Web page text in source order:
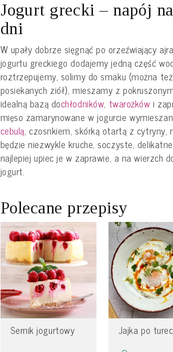
Jogurt grecki – napój
dni
W upały dobrze sięgnąć po orzeźwiający
jogurtu greckiego dodajemy jedną część
roztrzepujemy, solimy do smaku (można
posiekanych ziół), mieszamy z
idealną bazą dochłodników, twarożków i
mięso zamarynowane w jogurcie
cebulą, czosnkiem, skórką otartą z cytryny,
będzie niezwykle kruche, soczyste,
najlepiej upiec je w zaprawie, a na wierzch
jogurt.
Polecane przepisy
Sernik jogurtowy Jajka po